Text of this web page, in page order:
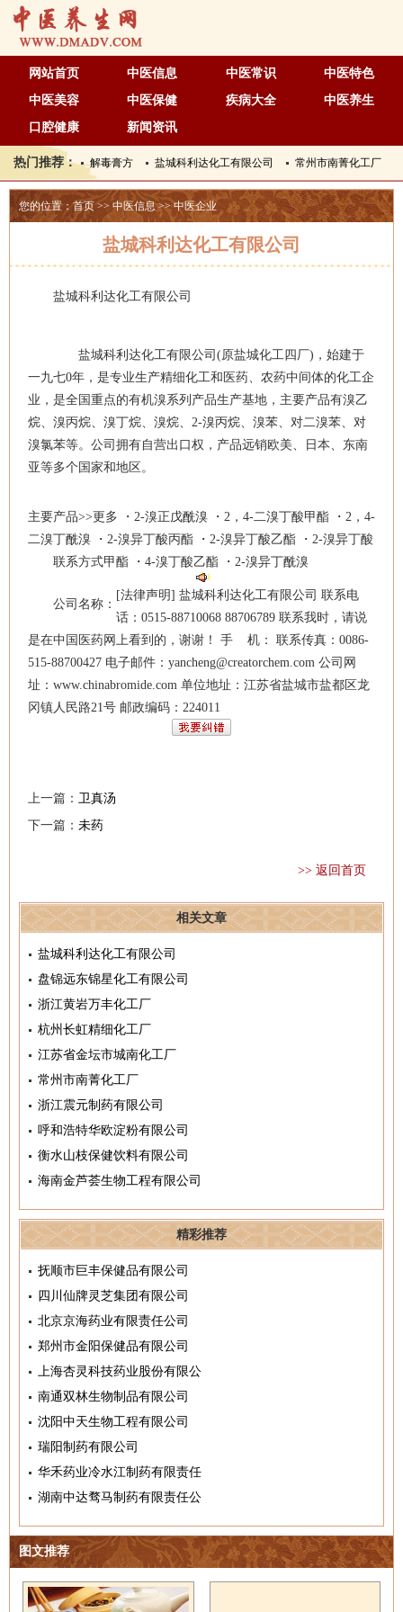
网站首页 中医信息 中医常识
中医特色
中医美容
中医保健 疾病大全
中医养生
口腔健康
新闻资讯
热门推荐： 解毒膏方 盐城科利达化工有限公司 常州市南菁化工厂
您的位置：首页>> 中医信息>>中医企业
盐城科利达化工有限公司
盐城科利达化工有限公司
盐城科利达化工有限公司(原盐城化工四厂)，始建于
一九七0年，是专业生产精细化工和医药、农药中间体的化工企
业，是全国重点的有机溴系列产品生产基地，主要产品有溴乙
烷、溴丙烷、溴丁烷、溴烷、2-溴丙烷、溴苯、对二溴苯、对
溴氯苯等。公司拥有自营出口权，产品远销欧美、日本、东南
亚等多个国家和地区。
主要产品>>更多 ・2-溴正戊酰溴 ・2，4-二溴丁酸甲酯 ・2，4-
二溴丁酰溴 ・2-溴异丁酸丙酯 ・2-溴异丁酸乙酯 ・2-溴异丁酸
甲酯 ・4-溴丁酸乙酯 ・2-溴异丁酰溴
联系方式
[法律声明]
公司名称：
盐城科利达化工有限公司 联系电
话：0515-88710068 88706789 联系我时，请说
是在中国医药网上看到的，谢谢！ 手 机： 联系传真：0086-
515-88700427 电子邮件：yancheng@creatorchem.com 公司网
址：www.chinabromide.com 单位地址：江苏省盐城市盐都区龙
冈镇人民路21号 邮政编码：224011
上一篇： 卫真汤
下一篇： 未药
>> 返回首页
相关文章
盐城科利达化工有限公司
盘锦远东锦星化工有限公司
浙江黄岩万丰化工厂
杭州长虹精细化工厂
江苏省金坛市城南化工厂
常州市南菁化工厂
浙江震元制药有限公司
呼和浩特华欧淀粉有限公司
衡水山枝保健饮料有限公司
海南金芦荟生物工程有限公司
精彩推荐
抚顺市巨丰保健品有限公司
四川仙牌灵芝集团有限公司
北京京海药业有限责任公司
郑州市金阳保健品有限公司
上海杏灵科技药业股份有限公
南通双林生物制品有限公司
沈阳中天生物工程有限公司
瑞阳制药有限公司
华禾药业冷水江制药有限责任
湖南中达骛马制药有限责任公
图文推荐